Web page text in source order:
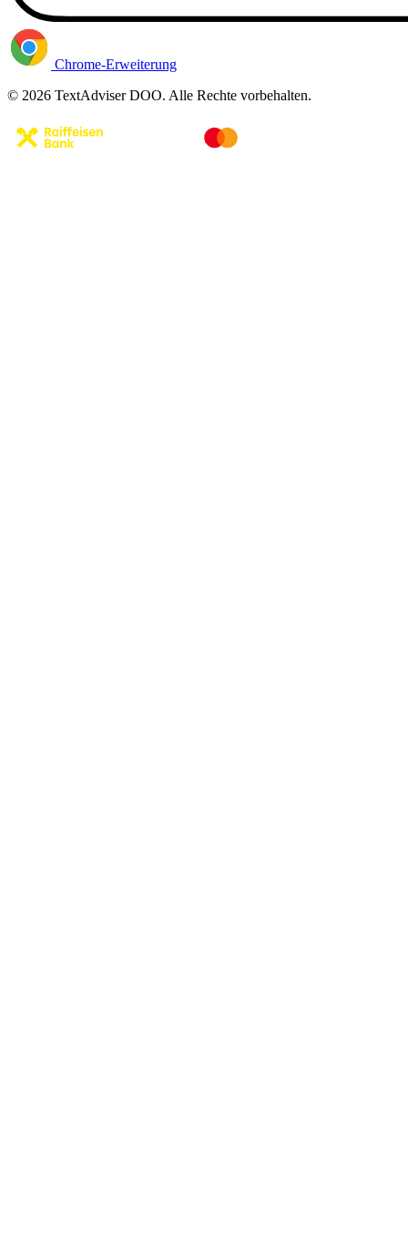
Chrome-Erweiterung
© 2026 TextAdviser DOO. Alle Rechte vorbehalten.